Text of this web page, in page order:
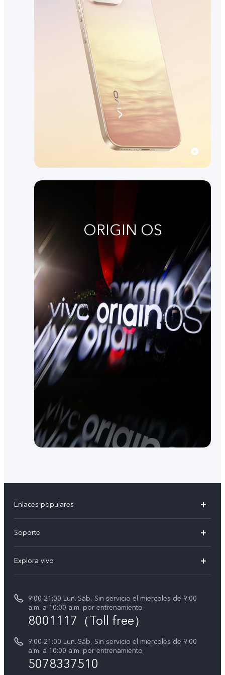
ORIGIN OS
Enlaces populares
V50 Lite
Y19s
Soporte
Verificación de IMEI
Manual de usuario
Instrucciones de la garantía de vivo
Consulta el Precio de los Repuestos
Explora vivo
Acerca de nosotros
Centro de privacidad de vivo
9:00-21:00 Lun.-Sáb, Sin servicio el miercoles de 9:00
a.m. a 10:00 a.m. por entrenamiento
8001117（Toll free）
9:00-21:00 Lun.-Sáb, Sin servicio el miercoles de 9:00
a.m. a 10:00 a.m. por entrenamiento
5078337510